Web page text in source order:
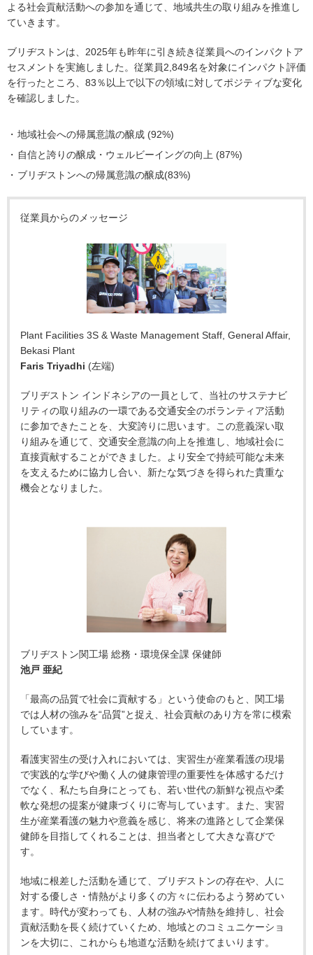
よる社会貢献活動への参加を通じて、地域共生の取り組みを推進し
ていきます。
ブリヂストンは、2025年も昨年に引き続き従業員へのインパクトア
セスメントを実施しました。従業員2,849名を対象にインパクト評価
を行ったところ、83％以上で以下の領域に対してポジティブな変化
を確認しました。
地域社会への帰属意識の醸成 (92%)
自信と誇りの醸成・ウェルビーイングの向上 (87%)
ブリヂストンへの帰属意識の醸成(83%)
従業員からのメッセージ
Plant Facilities 3S & Waste Management Staff, General Affair,
Bekasi Plant
Faris Triyadhi (左端)
ブリヂストン インドネシアの一員として、当社のサステナビ
リティの取り組みの一環である交通安全のボランティア活動
に参加できたことを、大変誇りに思います。この意義深い取
り組みを通じて、交通安全意識の向上を推進し、地域社会に
直接貢献することができました。より安全で持続可能な未来
を支えるために協力し合い、新たな気づきを得られた貴重な
機会となりました。
ブリヂストン関工場 総務・環境保全課 保健師
池戸 亜紀
「最高の品質で社会に貢献する」という使命のもと、関工場
では人材の強みを“品質”と捉え、社会貢献のあり方を常に模索
しています。
看護実習生の受け入れにおいては、実習生が産業看護の現場
で実践的な学びや働く人の健康管理の重要性を体感するだけ
でなく、私たち自身にとっても、若い世代の新鮮な視点や柔
軟な発想の提案が健康づくりに寄与しています。また、実習
生が産業看護の魅力や意義を感じ、将来の進路として企業保
健師を目指してくれることは、担当者として大きな喜びで
す。
地域に根差した活動を通じて、ブリヂストンの存在や、人に
対する優しさ・情熱がより多くの方々に伝わるよう努めてい
ます。時代が変わっても、人材の強みや情熱を維持し、社会
貢献活動を長く続けていくため、地域とのコミュニケーショ
ンを大切に、これからも地道な活動を続けてまいります。